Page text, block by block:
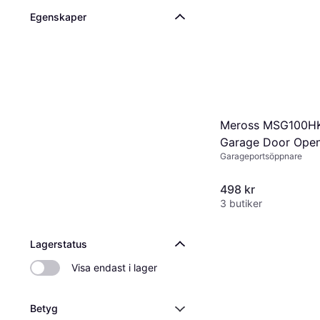
Egenskaper
Lagerstatus
Visa endast i lager
Betyg
Meross
Garage Door
Garageportsöppnare
498 kr
3 butiker